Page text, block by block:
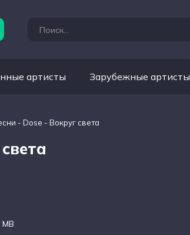
артисты Зарубежные артисты
- Dose - Вокруг света